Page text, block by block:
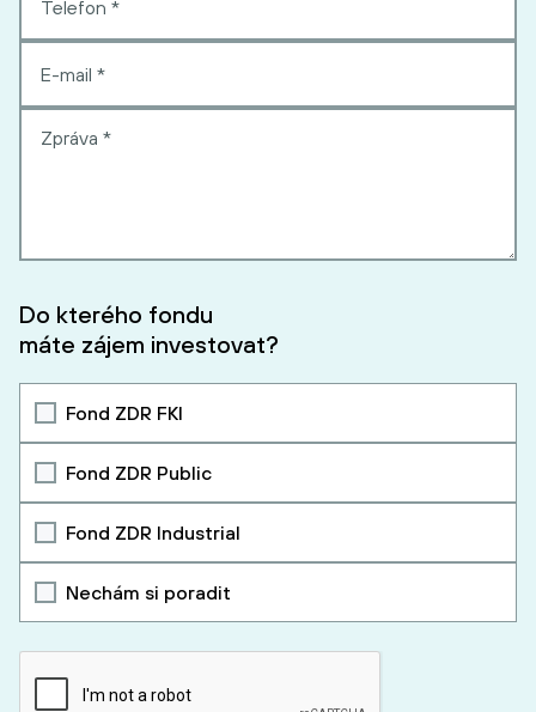
Do kterého fondu
máte zájem investovat?
Fond ZDR FKI
Fond ZDR Public
Fond ZDR Industrial
Nechám si poradit